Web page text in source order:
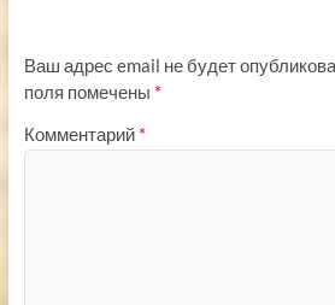
Ваш адрес email не будет
поля помечены *
Комментарий *